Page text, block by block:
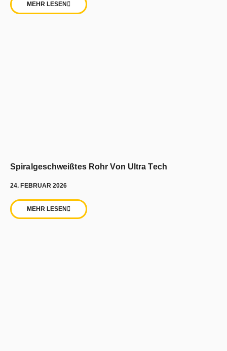
MEHR LESEN
Spiralgeschweißtes Rohr Von Ultra Tech
24. FEBRUAR 2026
MEHR LESEN